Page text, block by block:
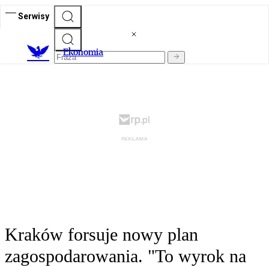
Serwisy
Ekonomia
Kraków forsuje nowy plan
zagospodarowania. "To wyrok na